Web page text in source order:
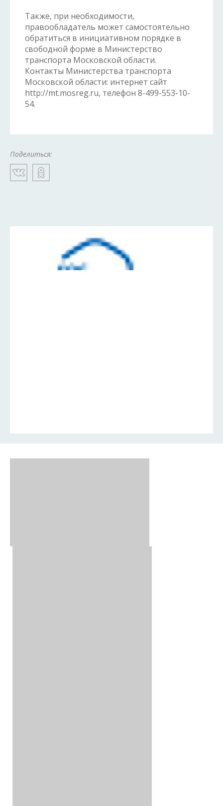
Также, при необходимости,
правообладатель может самостоятельно
обратиться в инициативном порядке в
свободной форме в Министерство
транспорта Московской области.
Контакты Министерства транспорта
Московской области: интернет сайт
http://mt.mosreg.ru, телефон 8-499-553-10-
54.
Поделиться: